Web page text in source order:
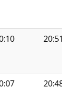
20:51
20:48